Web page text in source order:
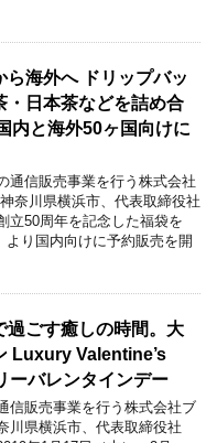
ら海外へ ドリップバッ
・日本茶などを詰め合
内と海外50ヶ国向けに
通信販売事業を行う株式会社
奈川県横浜市、代表取締役社
立50周年を記念した福袋を
より国内向けに予約販売を開
過ごす癒しの時間。大
Luxury Valentine’s
ーバレンタインデー
信販売事業を行う株式会社ブ
川県横浜市、代表取締役社